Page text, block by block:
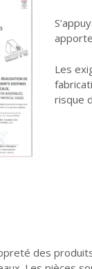
Les
risque
des